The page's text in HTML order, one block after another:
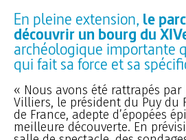
En pleine extension, le
découvrir un bourg du
archéologique importante
qui fait sa force et sa
« Nous avons été rattrapés
Villiers, le président du Puy du
de France, adepte d’épopées
meilleure découverte. En